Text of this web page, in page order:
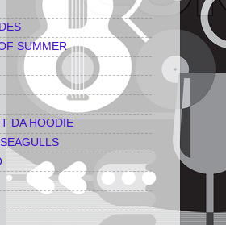
SUMMER
DA HOODIE